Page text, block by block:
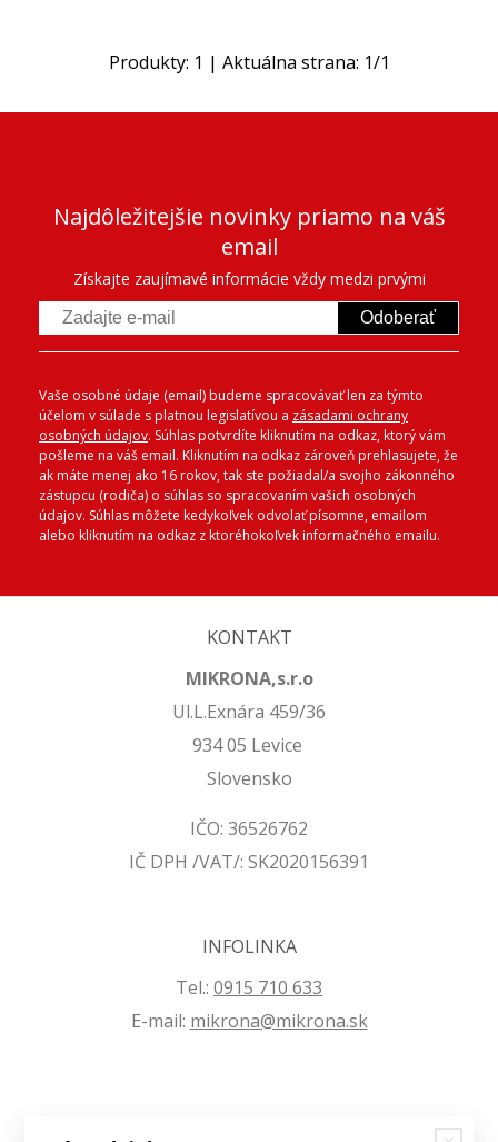
Produkty: 1 | Aktuálna strana: 1/1
Najdôležitejšie novinky priamo na váš
email
Získajte zaujímavé informácie vždy medzi prvými
Odoberať
Vaše osobné údaje (email) budeme spracovávať len za týmto
účelom v súlade s platnou legislatívou a zásadami ochrany
osobných údajov. Súhlas potvrdíte kliknutím na odkaz, ktorý vám
pošleme na váš email. Kliknutím na odkaz zároveň prehlasujete, že
ak máte menej ako 16 rokov, tak ste požiadal/a svojho zákonného
zástupcu (rodiča) o súhlas so spracovaním vašich osobných
údajov. Súhlas môžete kedykoľvek odvolať písomne, emailom
alebo kliknutím na odkaz z ktoréhokoľvek informačného emailu.
KONTAKT
MIKRONA,s.r.o
Ul.L.Exnára 459/36
934 05 Levice
Slovensko
IČO: 36526762
IČ DPH /VAT/: SK2020156391
INFOLINKA
Tel.: 0915 710 633
E-mail: mikrona@mikrona.sk